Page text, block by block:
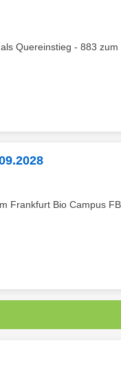
Quereinstieg - 883 zum
Frankfurt Bio Campus